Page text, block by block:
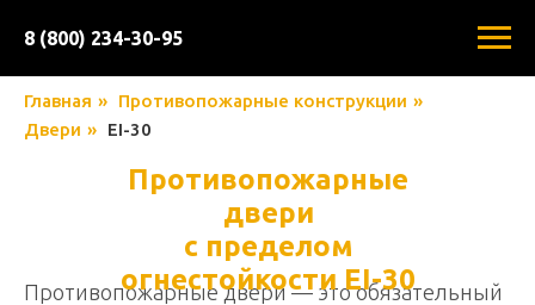
8 (800) 234-30-95
Главная » Противопожарные конструкции »
Двери » EI-30
Противопожарные
двери
с пределом
огнестойкости EI-30
Противопожарные двери — это обязательный